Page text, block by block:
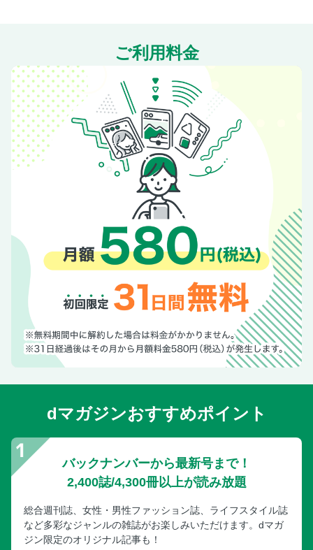
9アメリカ気分でGO！
9アメリカ気分でGO！／美浜アメリカンビレッジへ
9アメリカ気分でGO！／港川外国人住宅街
10海中道路で4つの島へ
11満喫！おきなわグルメ
島の夜ごはん
おすすめ立ち寄りスポット／青の洞窟スノーケリング
おすすめ立ち寄りスポット／西海岸のビーチ
まだある！立ち寄りスポット
12那覇・首里の王道観光
12那覇・首里の王道観光／首里城公園
13絶景！南部一周
14琉球神話の聖地巡り
おすすめ立ち寄りスポット／イーアス沖縄豊崎／瀬長島ウミ
カジテラス
おすすめ立ち寄りスポット／南部の海カフェ
まだある！立ち寄りスポット
17ヤンバルクイナに会いに
やんばるネイチャーツアー
まだある！立ち寄りスポット
ホテルガイド／憧れホテル／注目ホテル
ホテルガイド／エリア別ホテル
さくいん
ご利用料金
dマガジンおすすめポイント
バックナンバーから最新号まで！
2,400誌/4,300冊以上が読み放題
総合週刊誌、女性・男性ファッション誌、ライフスタイル誌
など多彩なジャンルの雑誌がお楽しみいただけます。dマガ
ジン限定のオリジナル記事も！